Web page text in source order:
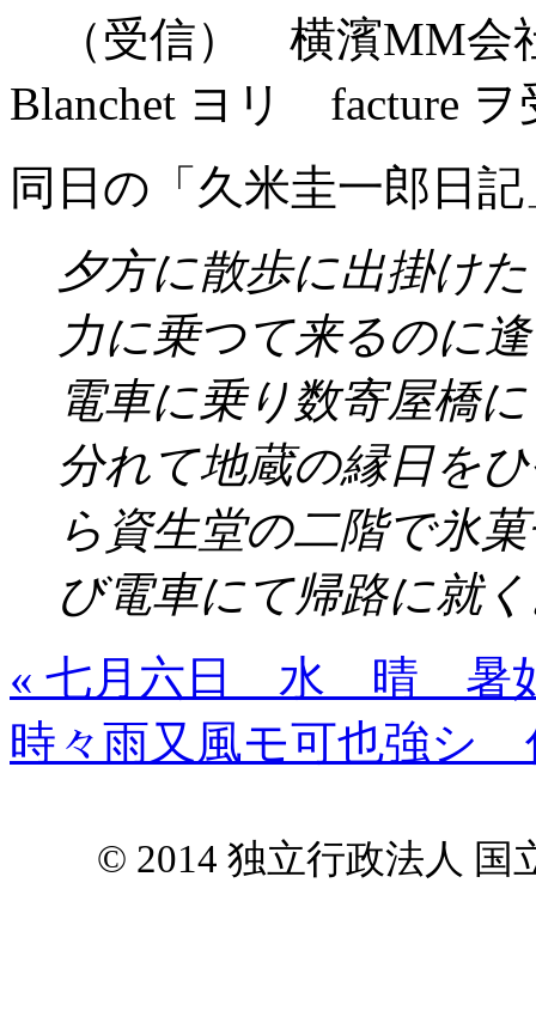
（受信） 横濱MM
Blanchet ヨリ facture ヲ
同日の「久米圭一郎日
夕方に散歩に出掛け
力に乗つて来るのに
電車に乗り数寄屋橋
分れて地蔵の縁日を
ら資生堂の二階で氷
び電車にて帰路に就
« 七月六日 水 晴 暑
時々雨又風モ可也強シ
© 2014 独立行政法人 国